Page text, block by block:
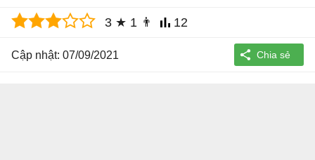
3 ★ 1 👨 12
Cập nhật: 07/09/2021